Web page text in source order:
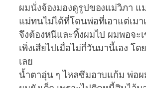
ผมนั่งจ้องมองดูรูปของแม่วิภา แ
แม่ทนไม่ได้ที่โดนพ่อที่เอาแต่เม
จึงต้องหนีและทิ้งผมไป ผมพอจะ
เพิ่งเสียไปเมื่อไม่กี่วันมานี้เอง โ
เลย
น้ำตาอุ่น ๆ ไหลซึมอาบแก้ม พ่อผ